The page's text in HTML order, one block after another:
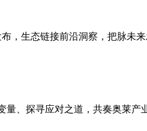
，生态链接前沿洞察，把脉未来
、探寻应对之道，共奏奥莱产